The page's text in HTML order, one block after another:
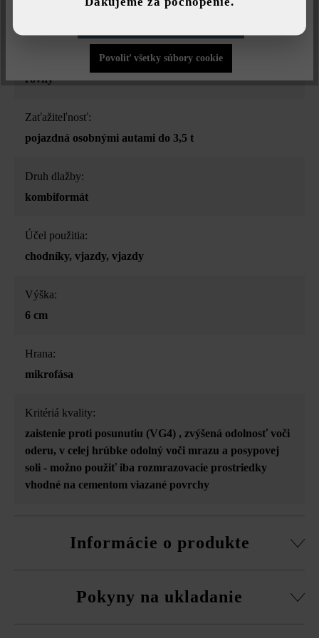
Povrchová štruktúra:
rovný
Zaťažiteľnosť:
pojazdná osobnými autami do 3,5 t
Druh dlažby:
kombiformát
Účel použitia:
chodníky, vjazdy, vjazdy
Výška:
6 cm
Hrana:
mikrofása
Kritériá kvality:
zaistenie proti posunutiu (VG4) , zvýšená odolnosť voči
oderu, v celej hrúbke odolný voči mrazu a posypovej
soli - možno použiť iba rozmrazovacie prostriedky
vhodné na cementom viazané povrchy
Informácie o produkte
zohľadnený podiel škár vyplývajúci z odporúčanej
Pokyny na ukladanie
Povoliť všetky súbory cookie